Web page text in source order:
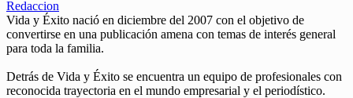
Redaccion
Vida y Éxito nació en diciembre del 2007 con el objetivo de
convertirse en una publicación amena con temas de interés general
para toda la familia.
Detrás de Vida y Éxito se encuentra un equipo de profesionales con
reconocida trayectoria en el mundo empresarial y el periodístico.